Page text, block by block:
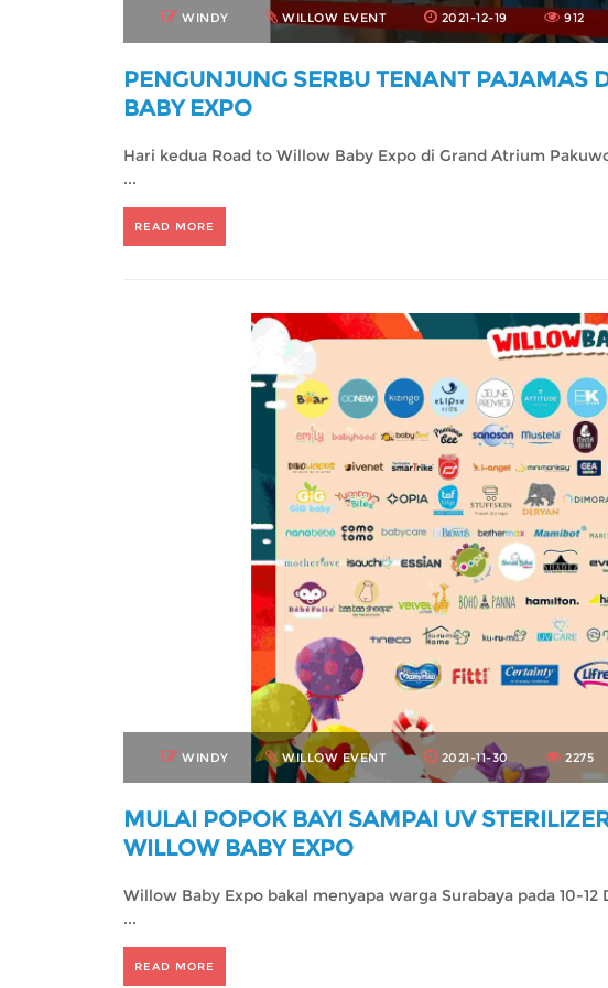
WINDY WILLOW EVENT 2021-12-19 912
PENGUNJUNG SERBU TENANT PAJAMAS
BABY EXPO
Hari kedua Road to Willow Baby Expo di Grand Atrium
...
READ MORE
WINDY WILLOW EVENT 2021-11-30 2275
MULAI POPOK BAYI SAMPAI UV
WILLOW BABY EXPO
Willow Baby Expo bakal menyapa warga Surabaya pada 10-12
...
READ MORE